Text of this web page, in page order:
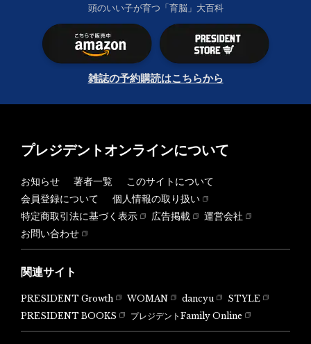
頭のいい子が育つ「育脳」大百科
雑誌の予約購読はこちらから
プレジデントオンラインについて
お知らせ 著者一覧
このサイトについて
会員登録について
個人情報の取り扱い
特定商取引法に基づく表示
広告掲載
運営会社
お問い合わせ
関連サイト
PRESIDENT Growth WOMAN dancyu
STYLE
PRESIDENT BOOKS
プレジデントFamily Online